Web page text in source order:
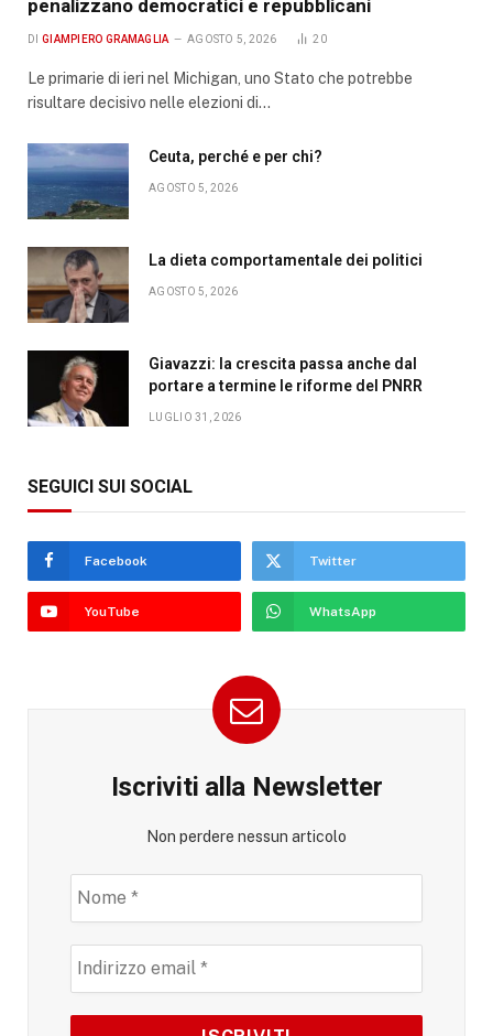
penalizzano democratici e repubblicani
DI GIAMPIERO GRAMAGLIA AGOSTO 5, 2026 20
Le primarie di ieri nel Michigan, uno Stato che potrebbe
risultare decisivo nelle elezioni di…
Ceuta, perché e per chi?
AGOSTO 5, 2026
La dieta comportamentale dei politici
AGOSTO 5, 2026
Giavazzi: la crescita passa anche dal
portare a termine le riforme del PNRR
LUGLIO 31, 2026
SEGUICI SUI SOCIAL
Facebook Twitter
YouTube WhatsApp
Iscriviti alla Newsletter
Non perdere nessun articolo